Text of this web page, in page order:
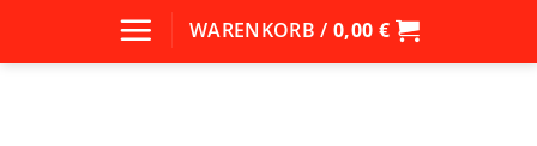
WARENKORB / 0,00 €